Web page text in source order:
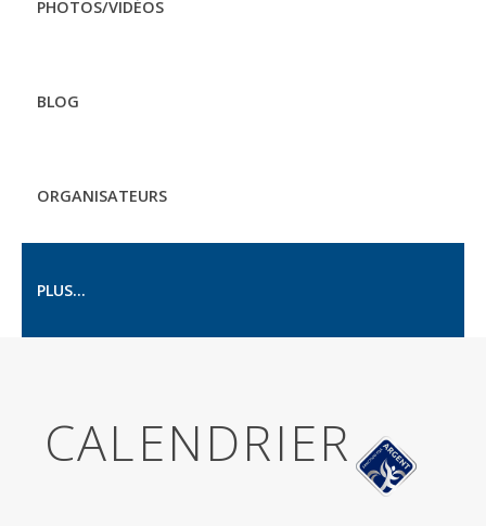
PHOTOS/VIDÉOS
BLOG
ORGANISATEURS
PLUS...
CALENDRIER